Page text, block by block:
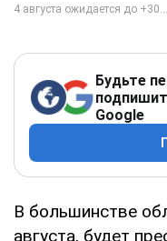
Будьте
Google
В большинстве
августа, будет